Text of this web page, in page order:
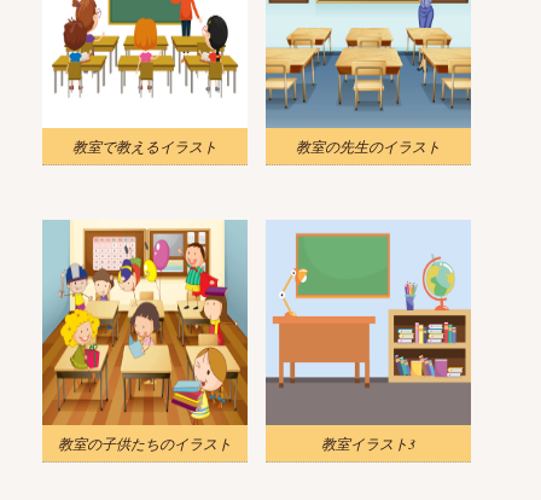
教室で教えるイラスト 教室の先生のイラスト
教室の子供たちのイラスト 教室イラスト3